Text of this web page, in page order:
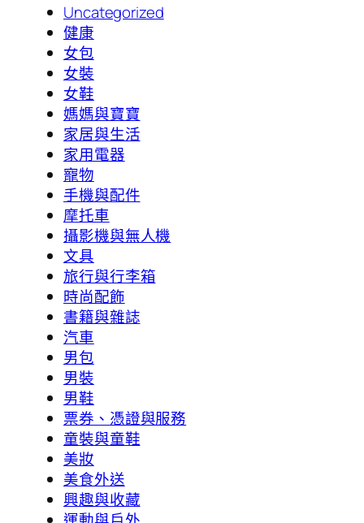
Uncategorized
健康
女包
女裝
女鞋
媽媽與寶寶
家居與生活
家用電器
寵物
手機與配件
摩托車
攝影機與無人機
文具
旅行與行李箱
時尚配飾
書籍與雜誌
汽車
男包
男裝
男鞋
票券、憑證與服務
童裝與童鞋
美妝
美食外送
興趣與收藏